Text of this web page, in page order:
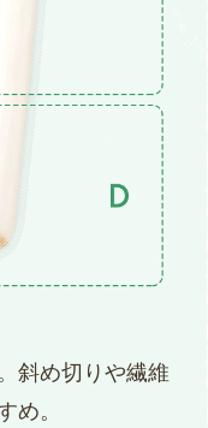
斜め切りや繊維
め。